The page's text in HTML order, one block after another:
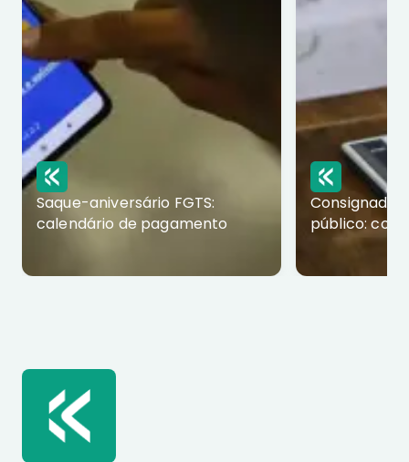
Saque-aniversário FGTS:
calendário de pagamento
Consignado
público: